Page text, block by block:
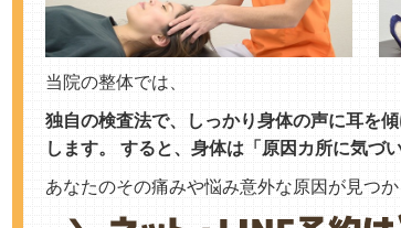
当院の整体では、
独自の検査法で、しっかり身体の声に耳を
します。 すると、身体は「原因カ所に気づ
あなたのその痛みや悩み意外な原因が見つか